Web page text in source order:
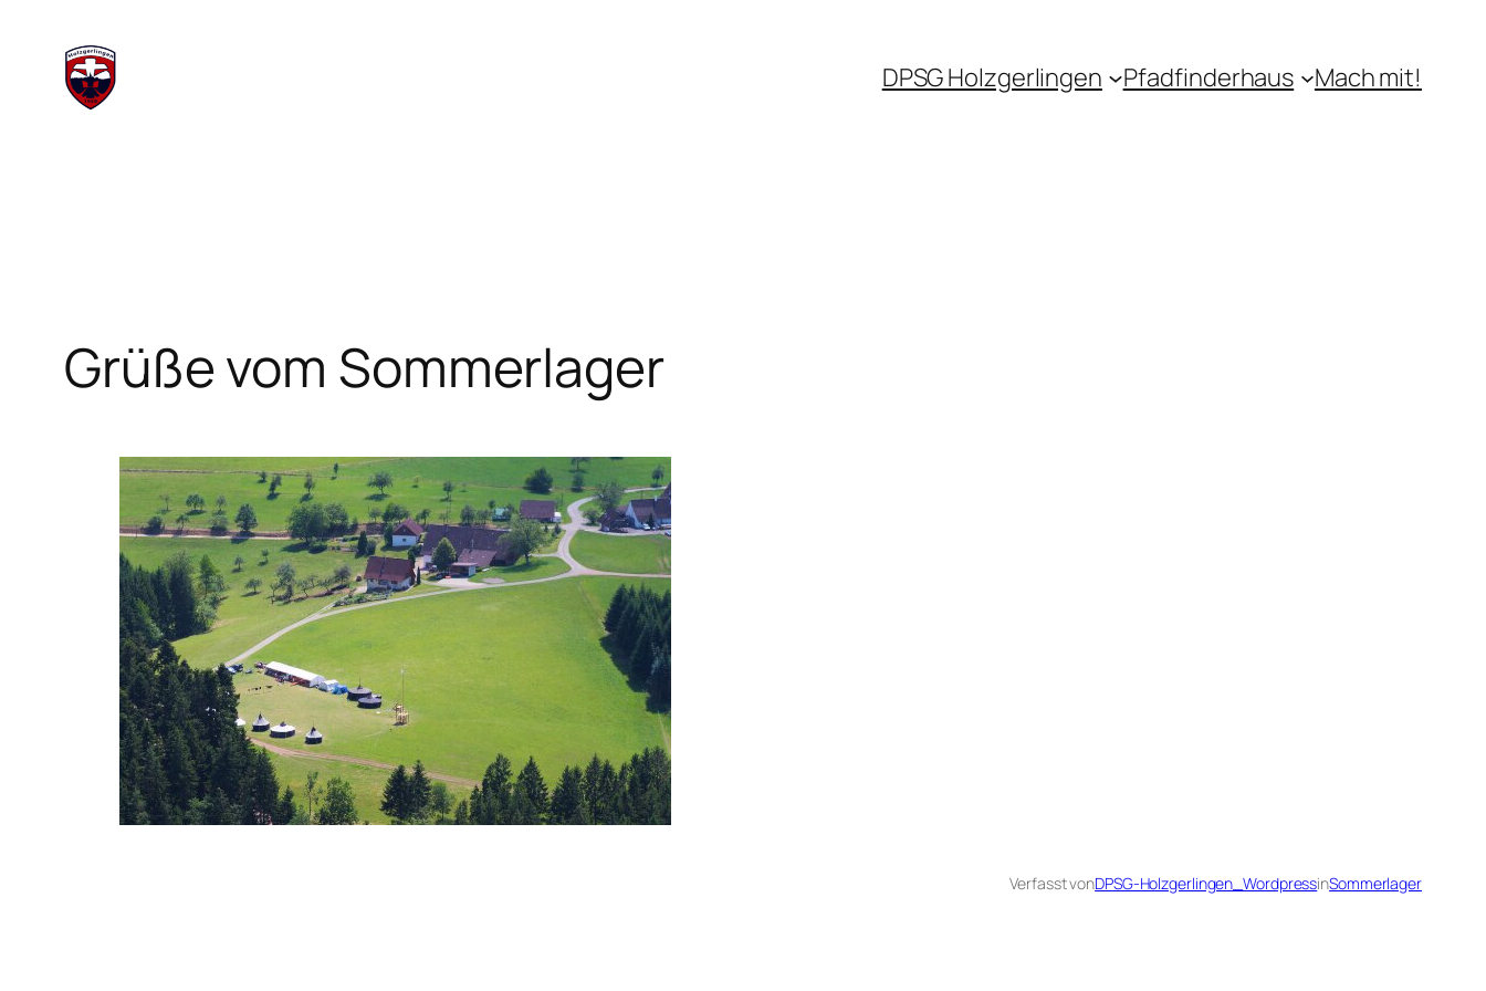
Inhalt
springen
DPSG Holzgerlingen Pfadfinderhaus Mach mit!
Grüße vom Sommerlager
Verfasst vonDPSG-Holzgerlingen_WordpressinSommerlager